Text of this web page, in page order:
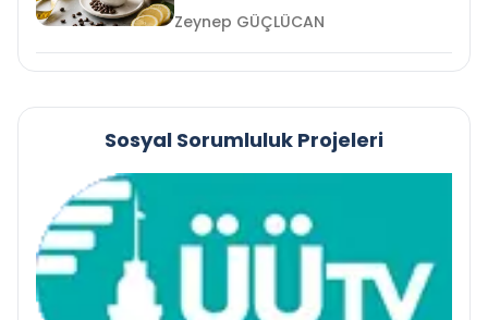
Zeynep GÜÇLÜCAN
Sosyal Sorumluluk Projeleri